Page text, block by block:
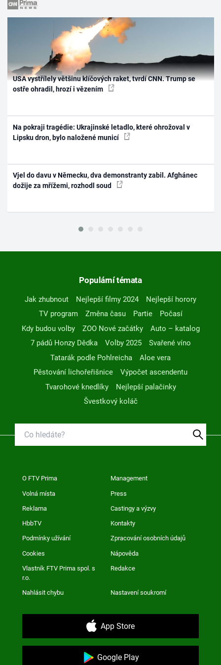
USA vystřílely většinu klíčových raket, tvrdí CNN. Trump se
ostře ohradil, hrozí i vězením
Na pokraji tragédie: Ukrajinské letadlo, které ohrožoval v
Lipsku dron, bylo naložené municí
Vjel do davu v Německu, dva demonstranty zabil. Afghánec
dožije za mřížemi, rozhodl soud
Populární témata
Jak zhubnout Nejlepší filmy 2024
Nejlepší horory
TV program
Změna času Partie
Počasí
Kdy budou volby
ZOO Nové začátky
Auto – katalog
7 pádů Honzy Dědka
Volby 2025
Svařené víno
Tatarák podle Pohlreicha
Aloe vera
Pěstování lichořeřišnice
Výpočet ascendentu
Tvarohové knedlíky
Nejlepší palačinky
Švestkový koláč
O FTV Prima Management
Volná místa Press
Reklama Castingy a výzvy
HbbTV Kontakty
Podmínky užívání Zpracování osobních údajů
Cookies Nápověda
Vlastník FTV Prima spol. s
r.o.
Redakce
Nahlásit chybu Nastavení soukromí
App Store
Google Play